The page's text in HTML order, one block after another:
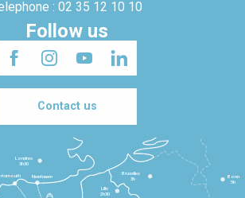
: 02 35 12 10 10
Follow us
Contact us
Lille
2h30
Bruxelles
3h
Londres
3h30
Newhaven
Bonn
5h